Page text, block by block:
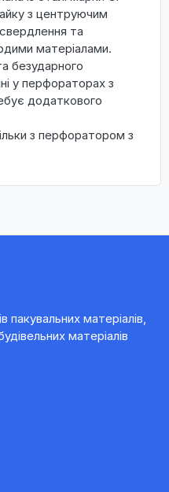
з центруючим
та
матеріалами.
безударного
у перфораторах з
додаткового
з перфоратором з
пакувальних матеріалів,
матеріалів